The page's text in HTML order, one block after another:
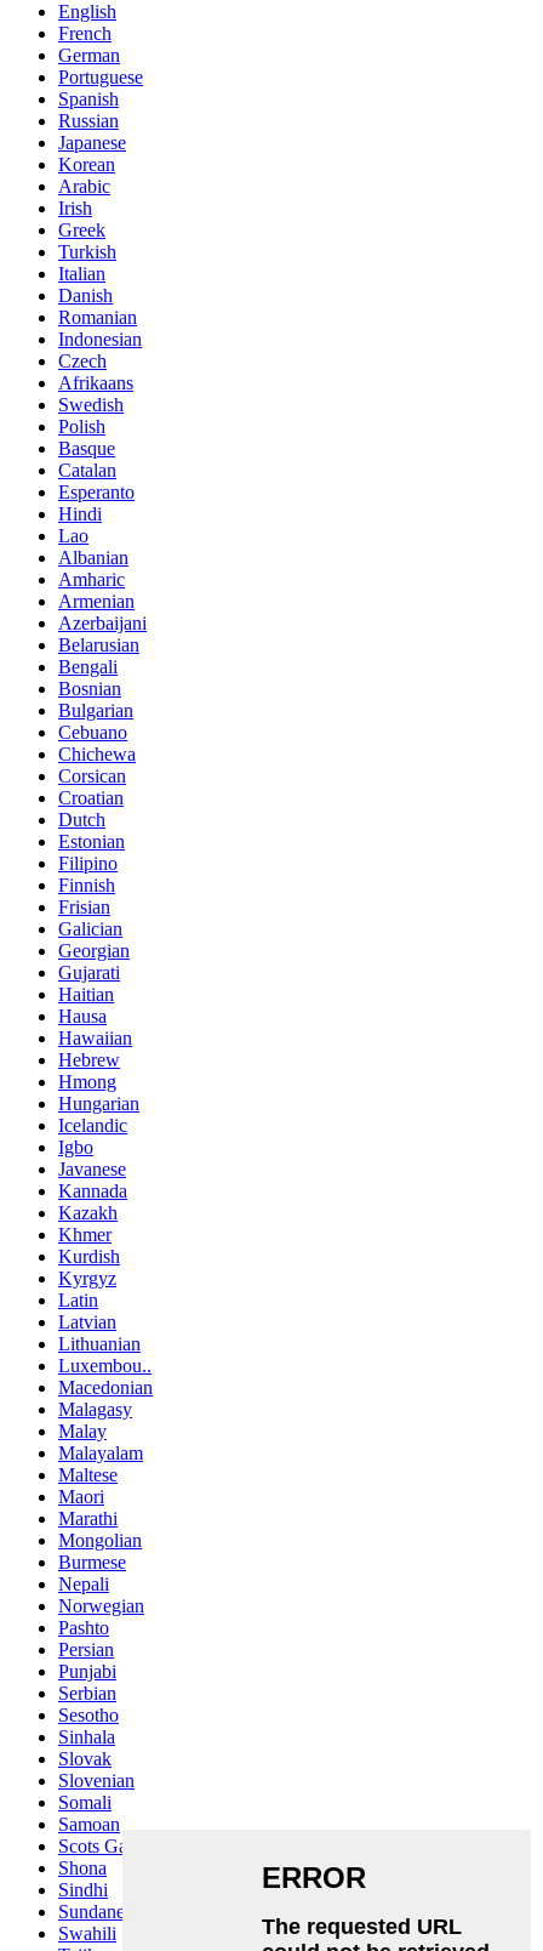
English
French
German
Portuguese
Spanish
Russian
Japanese
Korean
Arabic
Irish
Greek
Turkish
Italian
Danish
Romanian
Indonesian
Czech
Afrikaans
Swedish
Polish
Basque
Catalan
Esperanto
Hindi
Lao
Albanian
Amharic
Armenian
Azerbaijani
Belarusian
Bengali
Bosnian
Bulgarian
Cebuano
Chichewa
Corsican
Croatian
Dutch
Estonian
Filipino
Finnish
Frisian
Galician
Georgian
Gujarati
Haitian
Hausa
Hawaiian
Hebrew
Hmong
Hungarian
Icelandic
Igbo
Javanese
Kannada
Kazakh
Khmer
Kurdish
Kyrgyz
Latin
Latvian
Lithuanian
Luxembou..
Macedonian
Malagasy
Malay
Malayalam
Maltese
Maori
Marathi
Mongolian
Burmese
Nepali
Norwegian
Pashto
Persian
Punjabi
Serbian
Sesotho
Sinhala
Slovak
Slovenian
Somali
Samoan
Scots Gaelic
Shona
Sindhi
Sundanese
Swahili